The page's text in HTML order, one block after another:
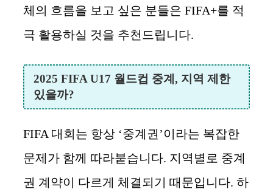
체의 흐름을 보고 싶은 분들은 FIFA+를 적
극 활용하실 것을 추천드립니다.
2025 FIFA U17 월드컵 중계, 지역 제한
있을까?
FIFA 대회는 항상 ‘중계권’이라는 복잡한
문제가 함께 따라붙습니다. 지역별로 중계
권 계약이 다르게 체결되기 때문입니다. 하